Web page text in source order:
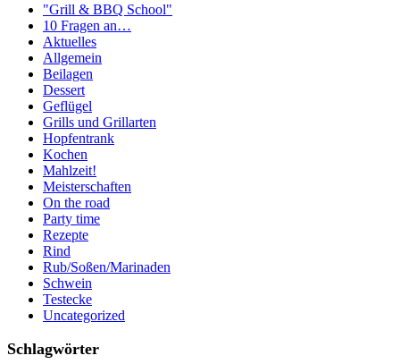
"Grill & BBQ School"
10 Fragen an…
Aktuelles
Allgemein
Beilagen
Dessert
Geflügel
Grills und Grillarten
Hopfentrank
Kochen
Mahlzeit!
Meisterschaften
On the road
Party time
Rezepte
Rind
Rub/Soßen/Marinaden
Schwein
Testecke
Uncategorized
Schlagwörter